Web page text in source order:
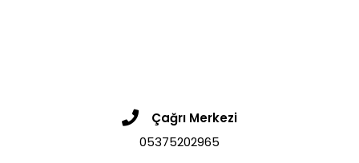
Çağrı Merkezi
05375202965